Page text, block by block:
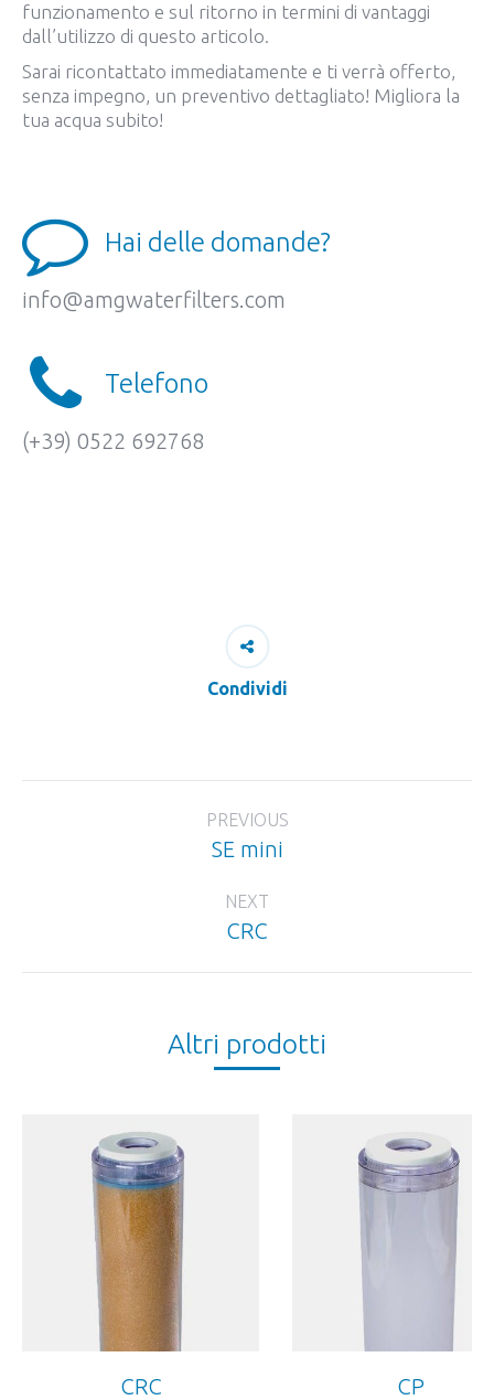
funzionamento e sul ritorno in termini di vantaggi
dall’utilizzo di questo articolo.
Sarai ricontattato immediatamente e ti verrà offerto,
senza impegno, un preventivo dettagliato! Migliora la
tua acqua subito!
Hai delle domande?
info@amgwaterfilters.com
Telefono
(+39) 0522 692768
Condividi
PREVIOUS
Previous
SE mini
NEXT
Next
CRC
Altri prodotti
CRC CP